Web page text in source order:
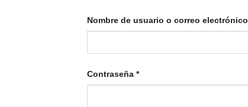
Nombre de usuario o correo electrónico
Contraseña *